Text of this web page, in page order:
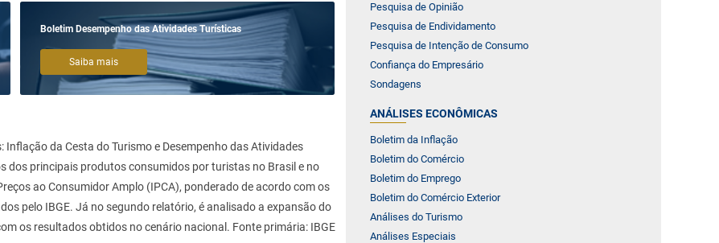
Pesquisa de Opinião
Pesquisa de Endividamento
Pesquisa de Intenção de Consumo
Confiança do Empresário
Sondagens
ANÁLISES ECONÔMICAS
Boletim da Inflação
Boletim do Comércio
Boletim do Emprego
Boletim do Comércio Exterior
Análises do Turismo
Análises Especiais
Boletim Desempenho das Atividades Turísticas
Saiba mais
da Cesta do Turismo e Desempenho das Atividades
dos principais produtos consumidos por turistas no Brasil e no
ao Consumidor Amplo (IPCA), ponderado de acordo com os
pelo IBGE. Já no segundo relatório, é analisado a expansão do
os resultados obtidos no cenário nacional. Fonte primária: IBGE